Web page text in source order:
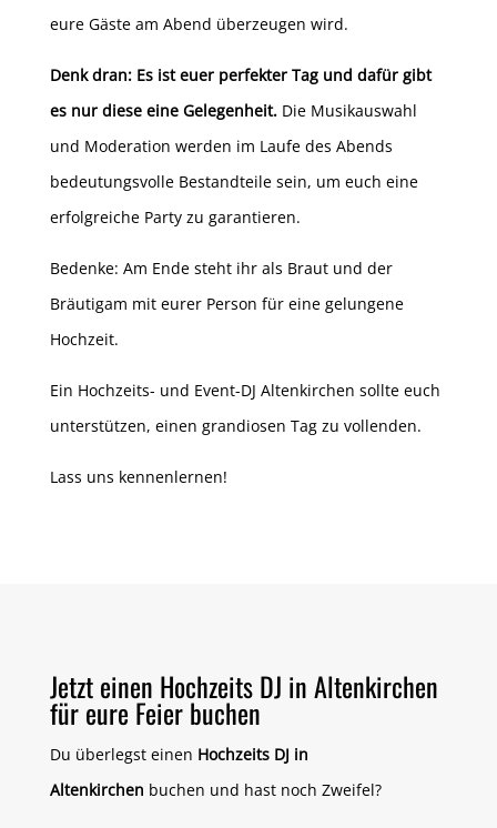
eure Gäste am Abend überzeugen wird.
Denk dran: Es ist euer perfekter Tag und dafür gibt
es nur diese eine Gelegenheit.Die Musikauswahl
und Moderation werden im Laufe des Abends
bedeutungsvolle Bestandteile sein, um euch eine
erfolgreiche Party zu garantieren.
Bedenke: Am Ende steht ihr als Braut und der
Bräutigam mit eurer Person für eine gelungene
Hochzeit.
Ein Hochzeits- und Event-DJ Altenkirchen sollte euch
unterstützen, einen grandiosen Tag zu vollenden.
Lass uns kennenlernen!
Jetzt einen Hochzeits DJ in Altenkirchen
für eure Feier buchen
Du überlegst einen Hochzeits DJ in
Altenkirchen buchen und hast noch Zweifel?